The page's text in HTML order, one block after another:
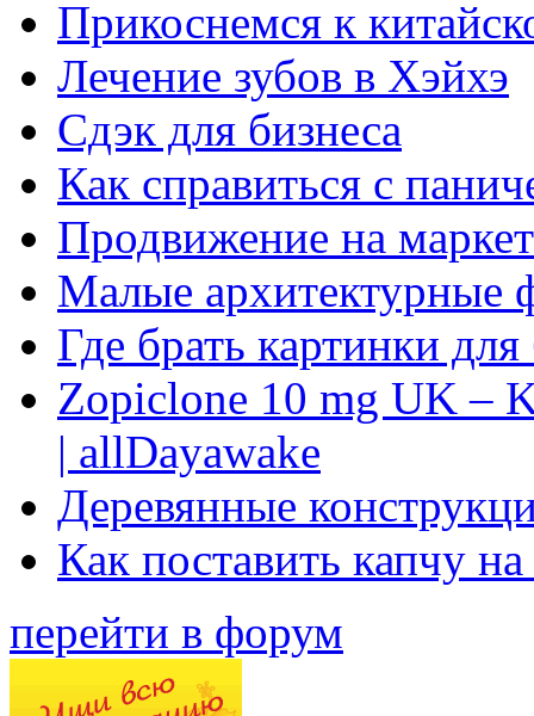
Прикоснемся к
Лечение зубов в Хэйхэ
Сдэк для бизнеса
Как справиться с
Продвижение на
Малые архитектурные
Где брать картинки
Zopiclone 10 mg UK –
| allDayawake
Деревянные
Как поставить капчу
перейти в форум